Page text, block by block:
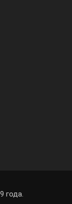
года.